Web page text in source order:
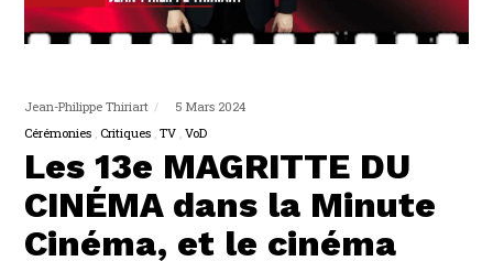
Jean-Philippe Thiriart
5 Mars 2024
Cérémonies Critiques TV VoD
Les 13e MAGRITTE DU
CINÉMA dans la Minute
Cinéma, et le cinéma